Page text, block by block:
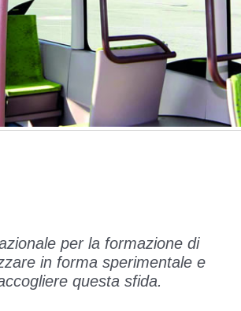
per la formazione di
in forma sperimentale e
questa sfida.